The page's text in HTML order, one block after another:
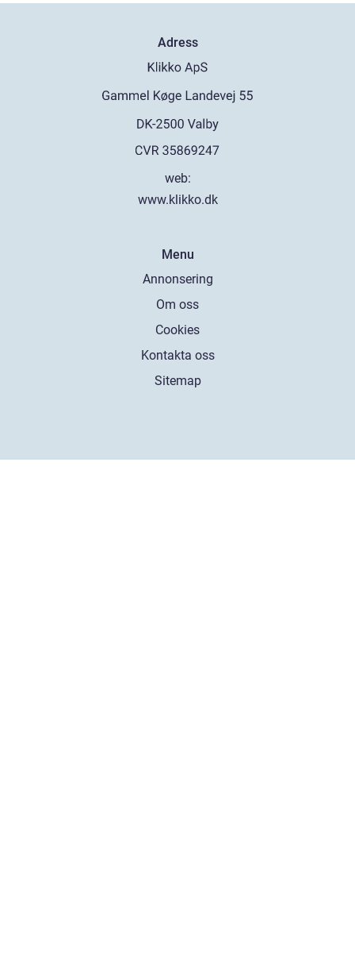
Adress
web:
www.klikko.dk
Menu
Annonsering
Om oss
Cookies
Kontakta oss
Sitemap